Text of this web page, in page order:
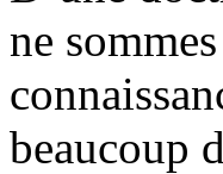
ne
beaucoup